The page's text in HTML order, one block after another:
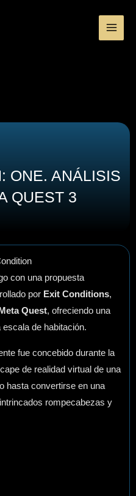
ONE. ANÁLISIS
QUEST 3
con una propuesta
por Exit Conditions,
Quest, ofreciendo una
de habitación.
fue concebido durante la
de realidad virtual de una
hasta convertirse en una
rompecabezas y